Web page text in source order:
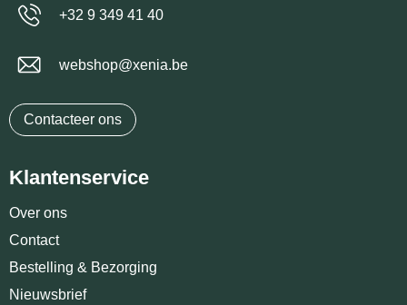
+32 9 349 41 40
webshop@xenia.be
Contacteer ons
Klantenservice
Over ons
Contact
Bestelling & Bezorging
Nieuwsbrief